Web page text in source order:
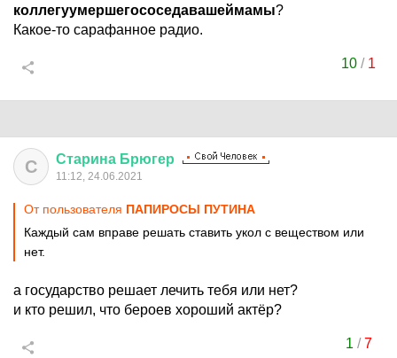
коллегуумершегососедавашеймамы?
Какое-то сарафанное радио.
10 / 1
С Старина Брюгер
11:12, 24.06.2021
От пользователя ПАПИРОСЫ ПУТИНА
Каждый сам вправе решать ставить укол с веществом или
нет.
а государство решает лечить тебя или нет?
и кто решил, что бероев хороший актёр?
1 /7